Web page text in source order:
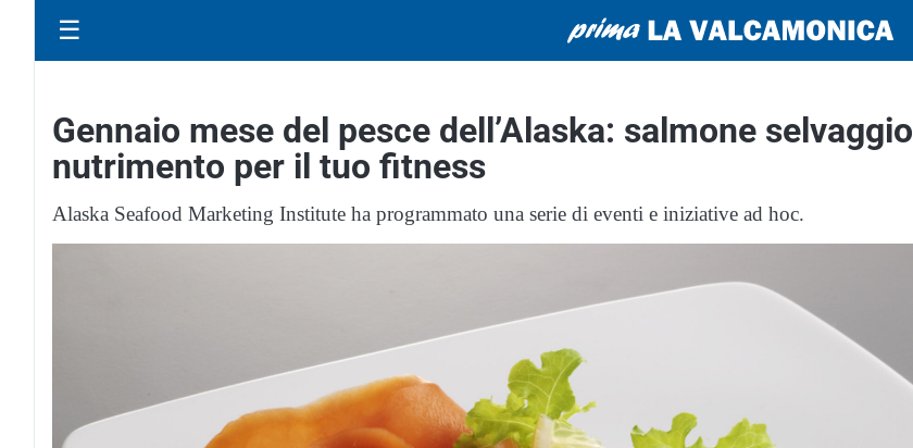
☰
Gennaio mese del pesce dell’Alaska: salmone selvaggio
nutrimento per il tuo fitness
Alaska Seafood Marketing Institute ha programmato una serie di eventi e iniziative ad hoc.